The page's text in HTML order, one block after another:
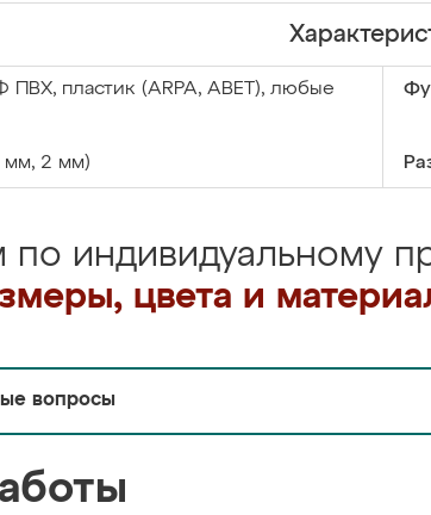
пластик (ARPA, ABET), любые
мм, 2 мм)
по индивидуальному
цвета и
вопросы